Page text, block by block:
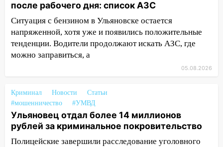
госпитализировали 25-летнего байкера
14:32 На Ульяновскую область
надвигается жара
14:08
Пешеход переходил по «зебре»:
13:30 В Димитровграде на улице
Трудовой горело здание
13:00
Водитель без прав врезался в
припаркованный автомобиль
после рабочего дня: список АЗС
Ситуация с бензином в Ульяновске остается
напряженной, хотя уже и появились положительные
тенденции. Водители продолжают искать АЗС, где
можно заправиться, а
05.08.2026
Криминал Новости
Статьи
#мошенничество
#УМВД
Ульяновец отдал более 14 миллионов
рублей за криминальное покровительство
Полицейские завершили расследование уголовного